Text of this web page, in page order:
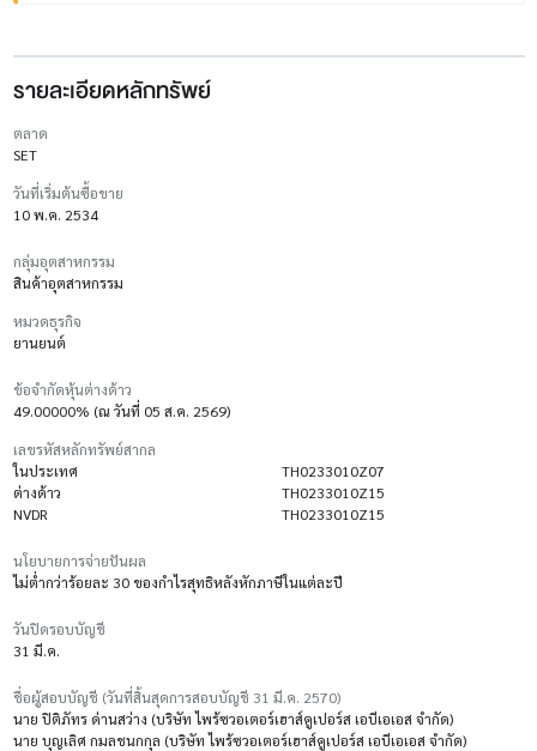
รายละเอียดหลักทรัพย์
ตลาด
SET
วันที่เริ่มต้นซื้อขาย
10 พ.ค. 2534
กลุ่มอุตสาหกรรม
สินค้าอุตสาหกรรม
หมวดธุรกิจ
ยานยนต์
ข้อจำกัดหุ้นต่างด้าว
49.00000% (ณ วันที่ 05 ส.ค. 2569)
เลขรหัสหลักทรัพย์สากล
ในประเทศ
TH0233010Z07
ต่างด้าว
TH0233010Z15
NVDR
TH0233010Z15
นโยบายการจ่ายปันผล
ไม่ต่ำกว่าร้อยละ 30 ของกำไรสุทธิหลังหักภาษีในแต่ละปี
วันปิดรอบบัญชี
31 มี.ค.
ชื่อผู้สอบบัญชี (วันที่สิ้นสุดการสอบบัญชี 31 มี.ค. 2570)
นาย ปิติภัทร ด่านสว่าง (บริษัท ไพร้ซวอเตอร์เฮาส์คูเปอร์ส เอบีเอเอส จำกัด)
นาย บุญเลิศ กมลชนกกุล (บริษัท ไพร้ซวอเตอร์เฮาส์คูเปอร์ส เอบีเอเอส จำกัด)